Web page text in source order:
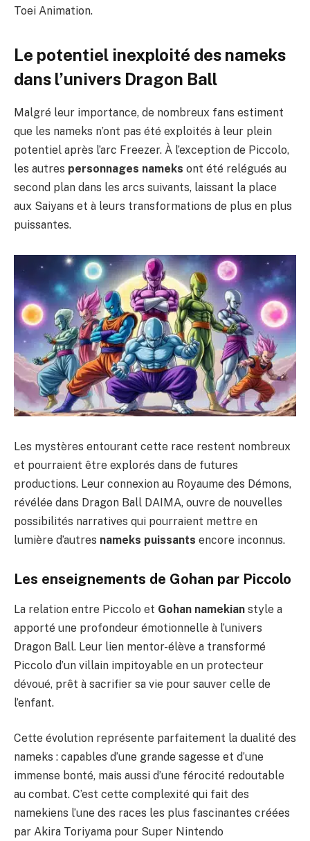
Toei Animation.
Le potentiel inexploité des nameks
dans l’univers Dragon Ball
Malgré leur importance, de nombreux fans estiment
que les nameks n’ont pas été exploités à leur plein
potentiel après l’arc Freezer. À l’exception de Piccolo,
les autres personnages nameks ont été relégués au
second plan dans les arcs suivants, laissant la place
aux Saiyans et à leurs transformations de plus en plus
puissantes.
Les mystères entourant cette race restent nombreux
et pourraient être explorés dans de futures
productions. Leur connexion au Royaume des Démons,
révélée dans Dragon Ball DAIMA, ouvre de nouvelles
possibilités narratives qui pourraient mettre en
lumière d’autres nameks puissants encore inconnus.
Les enseignements de Gohan par Piccolo
La relation entre Piccolo et Gohan namekian style a
apporté une profondeur émotionnelle à l’univers
Dragon Ball. Leur lien mentor-élève a transformé
Piccolo d’un villain impitoyable en un protecteur
dévoué, prêt à sacrifier sa vie pour sauver celle de
l’enfant.
Cette évolution représente parfaitement la dualité des
nameks : capables d’une grande sagesse et d’une
immense bonté, mais aussi d’une férocité redoutable
au combat. C’est cette complexité qui fait des
namekiens l’une des races les plus fascinantes créées
par Akira Toriyama pour Super Nintendo